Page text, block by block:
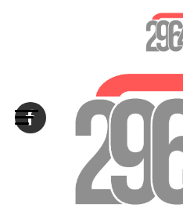
Salir de la